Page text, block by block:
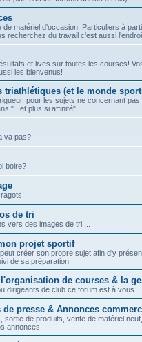
de matériel d'occasion. Particuliers à
recherchez du travail c'est aussi
et lives sur toutes les courses!
les bienvenus!
triathlétiques (et le monde
pour les sujets ne concernant
"...et plus si affinité".
va pas?
boire?
de tri
vers des images de tri ...
projet sportif
créer son propre sujet afin d'y
de sa préparation.
de courses & la
dirigeants de club ce forum est à vous.
presse & Annonces
sortie de produits, vente de matériel
annonces.